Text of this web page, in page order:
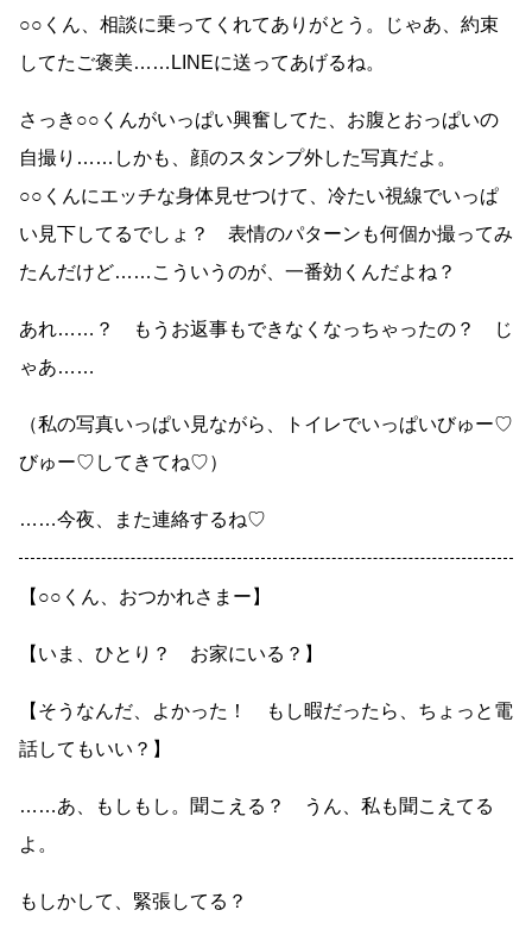
○○くん、相談に乗ってくれてありがとう。じゃあ、約束
してたご褒美……LINEに送ってあげるね。
さっき○○くんがいっぱい興奮してた、お腹とおっぱいの
自撮り……しかも、顔のスタンプ外した写真だよ。
○○くんにエッチな身体見せつけて、冷たい視線でいっぱ
い見下してるでしょ？ 表情のパターンも何個か撮ってみ
たんだけど……こういうのが、一番効くんだよね？
あれ……？ もうお返事もできなくなっちゃったの？ じ
ゃあ……
（私の写真いっぱい見ながら、トイレでいっぱいびゅー♡
びゅー♡してきてね♡）
……今夜、また連絡するね♡
【○○くん、おつかれさまー】
【いま、ひとり？ お家にいる？】
【そうなんだ、よかった！ もし暇だったら、ちょっと電
話してもいい？】
……あ、もしもし。聞こえる？ うん、私も聞こえてる
よ。
もしかして、緊張してる？